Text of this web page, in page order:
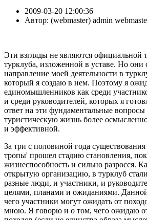
2009-03-20 12:00:36
Автор: ( webmaster) admin
Эти взгляды не являются официальной
турклуба, изложенной в уставе. Но они
направление моей деятельности в
который я создаю в нем. Поэтому я
единомышленников как среди
и среди руководителей, которых я
ответ на эти фундаментальные вопросы
туристическую жизнь более
и эффективной.
За три с половиной года
тропы' прошел стадию становления,
жизнеспособность и сильно разросся.
открытую организацию, в турклуб
разные люди, и участники, и
целями, планами и ожиданиями.
чего участники могут ожидать от
мною. Я говорю и о том, чего ожидаю